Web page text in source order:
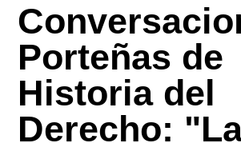
Porteñas de
Historia del
Derecho: